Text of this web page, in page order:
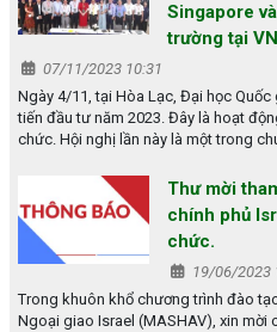
Singapore
trường tại
07/11/2023 10:31
Ngày 4/11, tại Hòa Lạc, Đại học
tiến đầu tư năm 2023. Đây là hoạt
chức. Hội nghị lần này là một trong
Thư mời
chính phủ
chức.
19/06/2023
Trong khuôn khổ chương trình đào
Ngoại giao Israel (MASHAV), xin mời